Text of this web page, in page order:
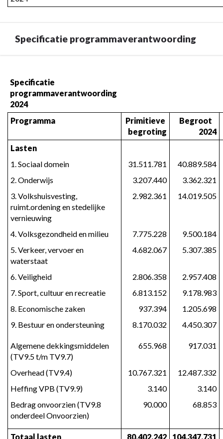
Specificatie programmaverantwoording
naar
navigatie
Jaarverslag
Programmaverantwoording
Specificatie
programmaverantwoording
Specificatie
programmaverantwoording
2024
Programma
Primitieve
begroting
Begroot
2024
Lasten
1. Sociaal domein
31.511.781
40.889.584
2. Onderwijs
3.207.440
3.362.321
3. Volkshuisvesting,
ruimt.ordening en stedelijke
vernieuwing
2.982.361 14.019.505
4. Volksgezondheid en milieu 7.775.228
9.500.184
5. Verkeer, vervoer en
waterstaat
4.682.067 5.307.385
6. Veiligheid 2.806.358
2.957.408
7. Sport, cultuur en recreatie
6.813.152
9.178.983
8. Economische zaken
937.394
1.205.698
9. Bestuur en ondersteuning
8.170.032 4.450.307
Algemene dekkingsmiddelen
(TV9.5 t/m TV9.7)
655.968 917.031
Overhead (TV9.4) 10.767.321
12.487.332
Heffing VPB (TV9.9)
3.140
3.140
Bedrag onvoorzien (TV9.8
onderdeel Onvoorzien)
90.000 68.853
Totaal lasten 80.402.242 104.347.731